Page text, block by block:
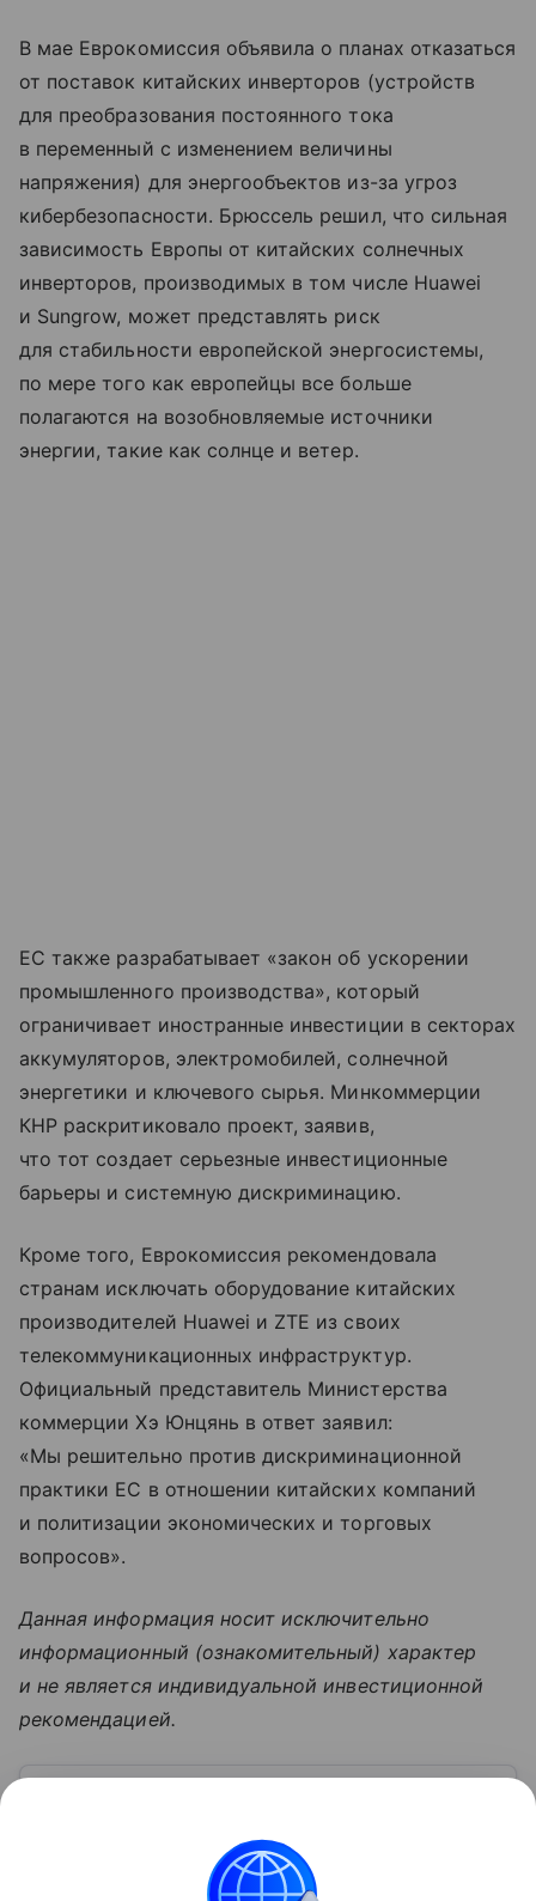
В мае Еврокомиссия объявила о планах отказаться
от поставок китайских инверторов (устройств
для преобразования постоянного тока
в переменный с изменением величины
напряжения) для энергообъектов из-за угроз
кибербезопасности. Брюссель решил, что сильная
зависимость Европы от китайских солнечных
инверторов, производимых в том числе Huawei
и Sungrow, может представлять риск
для стабильности европейской энергосистемы,
по мере того как европейцы все больше
полагаются на возобновляемые источники
энергии, такие как солнце и ветер.
ЕС также разрабатывает «закон об ускорении
промышленного производства», который
ограничивает иностранные инвестиции в секторах
аккумуляторов, электромобилей, солнечной
энергетики и ключевого сырья. Минкоммерции
КНР раскритиковало проект, заявив,
что тот создает серьезные инвестиционные
барьеры и системную дискриминацию.
Кроме того, Еврокомиссия рекомендовала
странам исключать оборудование китайских
производителей Huawei и ZTE из своих
телекоммуникационных инфраструктур.
Официальный представитель Министерства
коммерции Хэ Юнцянь в ответ заявил:
«Мы решительно против дискриминационной
практики ЕС в отношении китайских компаний
и политизации экономических и торговых
вопросов».
Данная информация носит исключительно
информационный (ознакомительный) характер
и не является индивидуальной инвестиционной
рекомендацией.
получить, на что можно потратить
Государство материально помогает гражданам